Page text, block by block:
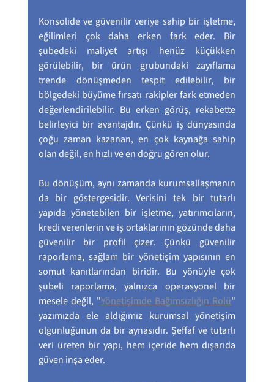
Konsolide ve güvenilir veriye sahip bir işletme,
eğilimleri çok daha erken fark eder. Bir
şubedeki maliyet artışı henüz küçükken
görülebilir, bir ürün grubundaki zayıflama
trende dönüşmeden tespit edilebilir, bir
bölgedeki büyüme fırsatı rakipler fark etmeden
değerlendirilebilir. Bu erken görüş, rekabette
belirleyici bir avantajdır. Çünkü iş dünyasında
çoğu zaman kazanan, en çok kaynağa sahip
olan değil, en hızlı ve en doğru gören olur.
Bu dönüşüm, aynı zamanda kurumsallaşmanın
da bir göstergesidir. Verisini tek bir tutarlı
yapıda yönetebilen bir işletme, yatırımcıların,
kredi verenlerin ve iş ortaklarının gözünde daha
güvenilir bir profil çizer. Çünkü güvenilir
raporlama, sağlam bir yönetişim yapısının en
somut kanıtlarından biridir. Bu yönüyle çok
şubeli raporlama, yalnızca operasyonel bir
mesele değil, "Yönetişimde Bağımsızlığın Rolü"
yazımızda ele aldığımız kurumsal yönetişim
olgunluğunun da bir aynasıdır. Şeffaf ve tutarlı
veri üreten bir yapı, hem içeride hem dışarıda
güven inşa eder.